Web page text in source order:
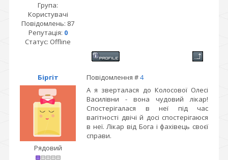
Група:
Користувачі
Повідомлень: 87
Репутація: 0
Статус: Offline
Біргіт Повідомлення #4
Рядовий
А я зверталася до Колосової Олесі
Василівни - вона чудовий лікар!
Спостерігалася в неї під час
вагітності двічі й досі спостерігаюся
в неї. Лікар від Бога і фахівець своєї
справи.